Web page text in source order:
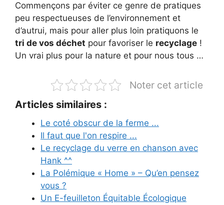
Commençons par éviter ce genre de pratiques
peu respectueuses de l’environnement et
d’autrui, mais pour aller plus loin pratiquons le
tri de vos déchet pour favoriser le recyclage !
Un vrai plus pour la nature et pour nous tous …
Noter cet article
Articles similaires :
Le coté obscur de la ferme ...
Il faut que l'on respire ...
Le recyclage du verre en chanson avec
Hank ^^
La Polémique « Home » – Qu’en pensez
vous ?
Un E-feuilleton Équitable Écologique